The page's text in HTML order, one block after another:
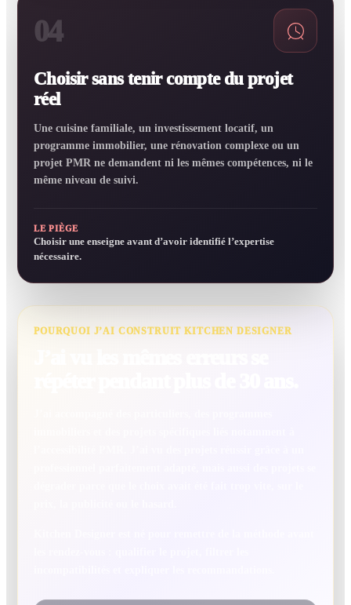
04
Choisir sans tenir compte du projet
réel
Une cuisine familiale, un investissement locatif, un
programme immobilier, une rénovation complexe ou un
projet PMR ne demandent ni les mêmes compétences, ni le
même niveau de suivi.
LE PIÈGE
Choisir une enseigne avant d’avoir identifié l’expertise
nécessaire.
POURQUOI J’AI CONSTRUIT KITCHEN DESIGNER